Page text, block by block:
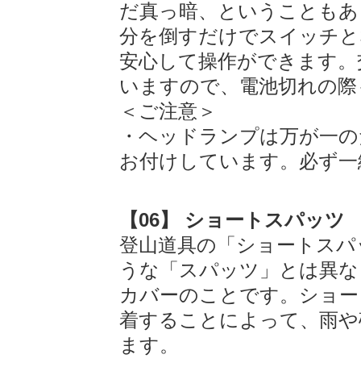
だ真っ暗、ということも
分を倒すだけでスイッチ
安心して操作ができます
いますので、電池切れの
＜ご注意＞
・ヘッドランプは万が一
お付けしています。必ず
【06】 ショートスパッツ
登山道具の「ショートス
うな「スパッツ」とは異
カバーのことです。ショ
着することによって、雨
ます。